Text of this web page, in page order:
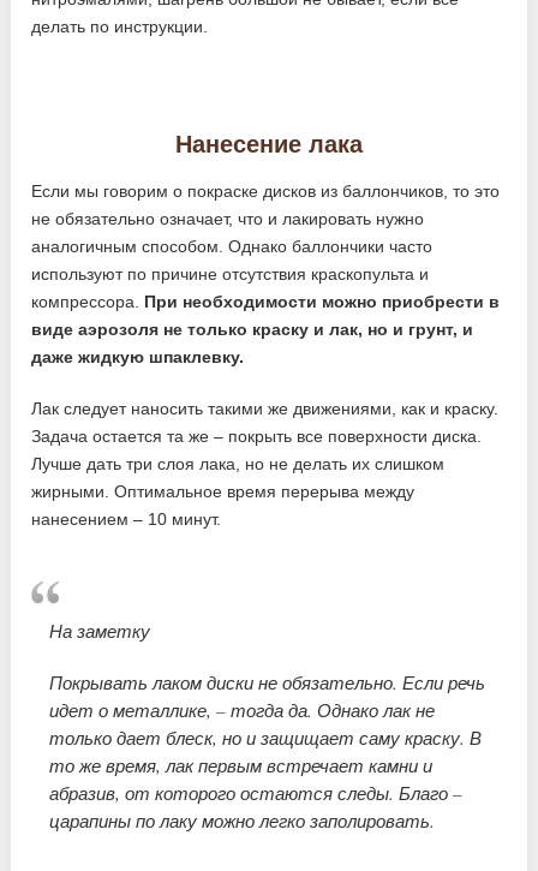
делать по инструкции.
Нанесение лака
Если мы говорим о покраске дисков из баллончиков, то это
не обязательно означает, что и лакировать нужно
аналогичным способом. Однако баллончики часто
используют по причине отсутствия краскопульта и
компрессора. При необходимости можно приобрести в
виде аэрозоля не только краску и лак, но и грунт, и
даже жидкую шпаклевку.
Лак следует наносить такими же движениями, как и краску.
Задача остается та же – покрыть все поверхности диска.
Лучше дать три слоя лака, но не делать их слишком
жирными. Оптимальное время перерыва между
нанесением – 10 минут.
На заметку
Покрывать лаком диски не обязательно. Если речь
идет о металлике, – тогда да. Однако лак не
только дает блеск, но и защищает саму краску. В
то же время, лак первым встречает камни и
абразив, от которого остаются следы. Благо –
царапины по лаку можно легко заполировать.